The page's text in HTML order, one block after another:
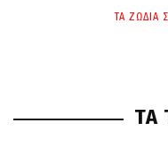
ΤΑ ΖΩΔΙΑ
ΤΑ